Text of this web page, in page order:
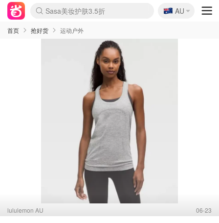
lululemon折扣上新
Sasa美妆护肤3.5折
SSENSE年中3折
FreshBeauty好价汇总
Cettire降价+叠9折
WWS Coles超市实拍
viagogo二手票捡漏
Myer超级周末1折
The Outnet奢牌1折起
David Jones 3折起
Flannels大牌1折
Perfumes Club护肤1折
AMIRO返校季6.2折
Amazon折扣汇总
eToro入金$200送$50
Amazon数码好物
ICONIC本周7.5折
ThedoubleF高奢地板价
Moose Knuckles 6折
丝芙兰5折起
EUFY官网3.7折起
Selenichast首饰2折
Trip机票酒店促销
YSL送5件彩妆礼
Amazon家居好物
Amazon美妆护肤
雅漾大喷$8
过敏原检测盒$33
伊索独家赠50ml沐浴露
科颜氏清仓3折
SEALIFE海洋馆门票6折
丝塔芙大白罐$16
订阅Newsletter送香薰
Cult Beauty 6.8折
Harrods圣诞日历2.3折
LN-CC奢牌私促3折
d'Alba空姐喷雾$16
EVE LOM套装逆天2折
Bernardelli独家4折
Adore Beauty 6折起
CT圣诞日历
Mytheresa奢品2.7折
Luxury Escapes 9折
Currentbody美容仪9折
MOON Garden Live
Roborock扫地机3.7折
Tingo Life水杯$24
Valentino官网5折
CR洗发护发6.3折
修丽可套装7.4折
Myer彩妆2件7折
GANNI官网4.5折
Stylevana韩妆4折
Tessabit高奢8.5折
OGX洗护4折
Amazon阿德莱德次日达
卡诗8.5折+赠礼
Philips Hue灯具8折
🇦🇺
AU
首页 抢好货 运动户外
lululemon AU 06-23